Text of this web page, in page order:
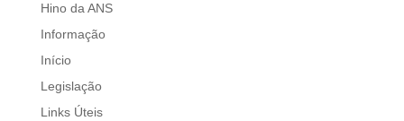
Hino da ANS
Informação
Início
Legislação
Links Úteis